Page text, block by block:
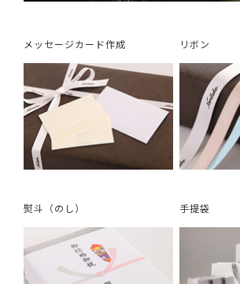
メッセージカード作成 リボン
熨斗（のし） 手提袋